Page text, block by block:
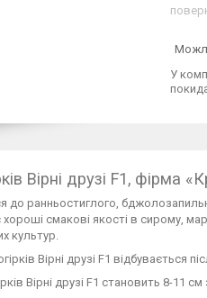
У
Вірні друзі F1, фірма
до ранньостиглого,
смакові якості в сирому,
культур.
Вірні друзі F1 відбувається
Вірні друзі F1 становить 8-11